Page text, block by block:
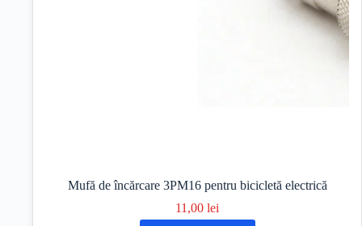
Mufă de încărcare 3PM16 pentru bicicletă electrică
11,00 lei